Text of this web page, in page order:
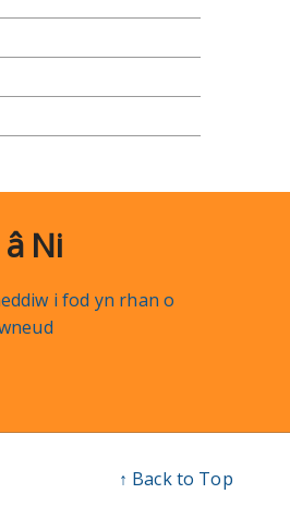
Ni
i fod yn rhan o
↑ Back to Top